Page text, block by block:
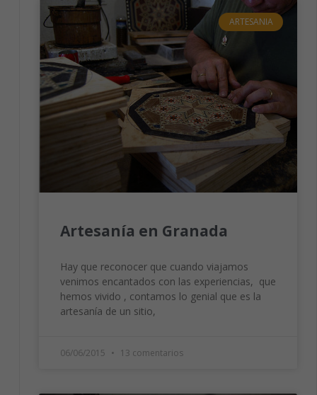
ARTESANIA
Artesanía en Granada
Hay que reconocer que cuando viajamos
venimos encantados con las experiencias, que
hemos vivido , contamos lo genial que es la
artesanía de un sitio,
06/06/2015 13 comentarios